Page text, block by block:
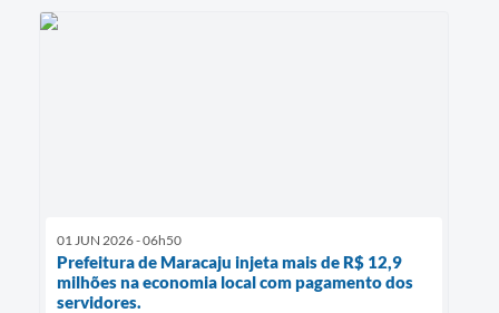
01 JUN 2026 - 06h50
Prefeitura de Maracaju injeta mais de R$ 12,9
milhões na economia local com pagamento dos
servidores.